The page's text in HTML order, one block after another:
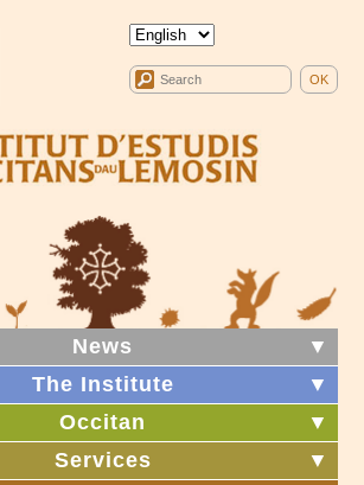
News
▼
The Institute
▼
Occitan
▼
Services
▼